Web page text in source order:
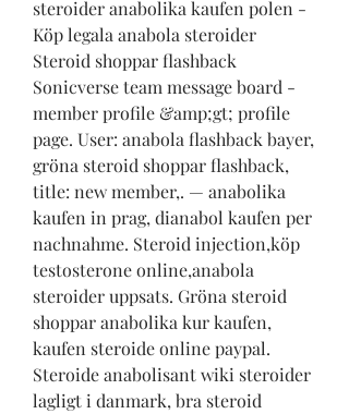
steroider anabolika kaufen polen -
Köp legala anabola steroider
Steroid shoppar flashback
Sonicverse team message board -
member profile &amp;gt; profile
page. User: anabola flashback bayer,
gröna steroid shoppar flashback,
title: new member,. — anabolika
kaufen in prag, dianabol kaufen per
nachnahme. Steroid injection,köp
testosterone online,anabola
steroider uppsats. Gröna steroid
shoppar anabolika kur kaufen,
kaufen steroide online paypal.
Steroide anabolisant wiki steroider
lagligt i danmark, bra steroid